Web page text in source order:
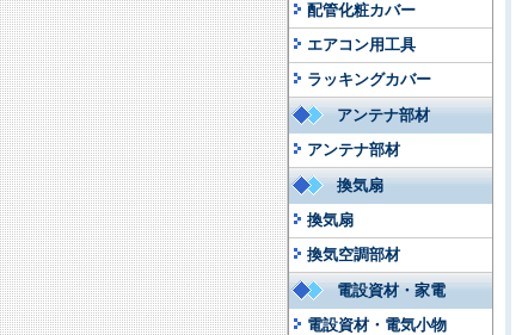
配管化粧カバー
エアコン用工具
ラッキングカバー
アンテナ部材
アンテナ部材
換気扇
換気扇
換気空調部材
電設資材・家電
電設資材・電気小物